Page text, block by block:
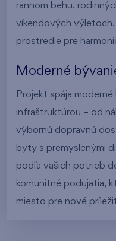
rannom behu,
víkendových
prostredie pre
Moderné
Projekt spája
infraštruktúrou – od
výbornú dopravnú
byty s premyslenými
podľa vašich potrieb
komunitné podujatia,
miesto pre nové